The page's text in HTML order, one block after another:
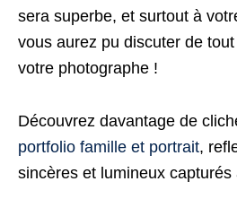
sera superbe, et surtout à
vous aurez pu discuter de
votre photographe !
Découvrez davantage de
portfolio famille et portrait,
sincères et lumineux capturés